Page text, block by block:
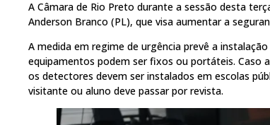
A Câmara de Rio Preto durante a sessão desta
Anderson Branco (PL), que visa aumentar a
A medida em regime de urgência prevê a
equipamentos podem ser fixos ou portáteis. Caso
os detectores devem ser instalados em escolas
visitante ou aluno deve passar por revista.